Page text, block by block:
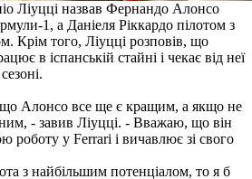
Ліуцці назвав Фернандо Алонсо
1, а Даніеля Ріккардо пілотом з
Крім того, Ліуцці розповів, що
в іспанській стайні і чекає від неї
Алонсо все ще є кращим, а якщо не
- завив Ліуцці. - Вважаю, що він
роботу у Ferrari і вичавлює зі свого
з найбільшим потенціалом, то я б